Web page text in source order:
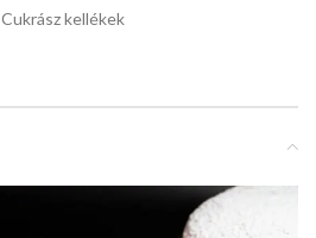
Cukrász kellékek